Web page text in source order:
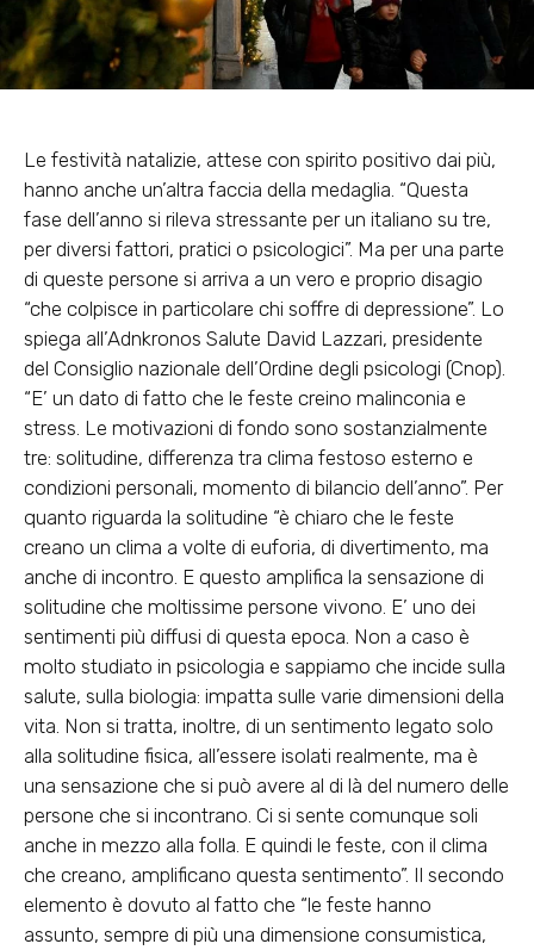
Le festività natalizie, attese con spirito positivo dai più,
hanno anche un’altra faccia della medaglia. “Questa
fase dell’anno si rileva stressante per un italiano su tre,
per diversi fattori, pratici o psicologici”. Ma per una parte
di queste persone si arriva a un vero e proprio disagio
“che colpisce in particolare chi soffre di depressione”. Lo
spiega all’Adnkronos Salute David Lazzari, presidente
del Consiglio nazionale dell’Ordine degli psicologi (Cnop).
“E’ un dato di fatto che le feste creino malinconia e
stress. Le motivazioni di fondo sono sostanzialmente
tre: solitudine, differenza tra clima festoso esterno e
condizioni personali, momento di bilancio dell’anno”. Per
quanto riguarda la solitudine “è chiaro che le feste
creano un clima a volte di euforia, di divertimento, ma
anche di incontro. E questo amplifica la sensazione di
solitudine che moltissime persone vivono . E’ uno dei
sentimenti più diffusi di questa epoca. Non a caso è
molto studiato in psicologia e sappiamo che incide sulla
salute, sulla biologia: impatta sulle varie dimensioni della
vita. Non si tratta, inoltre, di un sentimento legato solo
alla solitudine fisica, all’essere isolati realmente, ma è
una sensazione che si può avere al di là del numero delle
persone che si incontrano. Ci si sente comunque soli
anche in mezzo alla folla. E quindi le feste, con il clima
che creano, amplificano questa sentimento”. Il secondo
elemento è dovuto al fatto che “le feste hanno
assunto, sempre di più una dimensione consumistica,